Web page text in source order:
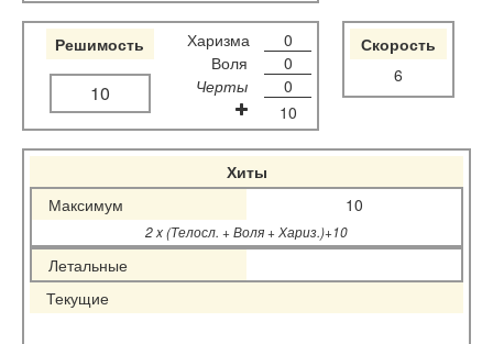
Решимость
10
Харизма
0
Воля
0
Черты
0
10
Скорость
6
Хиты
Максимум
10
2 x (Телосл. + Воля + Хариз.)+10
Летальные
Текущие